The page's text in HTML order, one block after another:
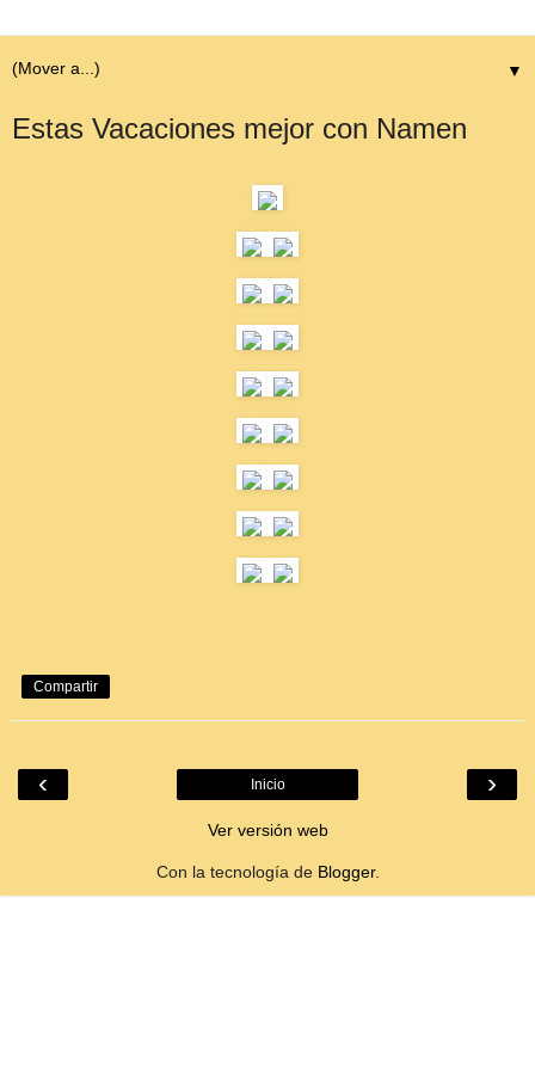
▼
Estas Vacaciones mejor con Namen
Compartir
‹ ›
Inicio
Ver versión web
Con la tecnología de Blogger.